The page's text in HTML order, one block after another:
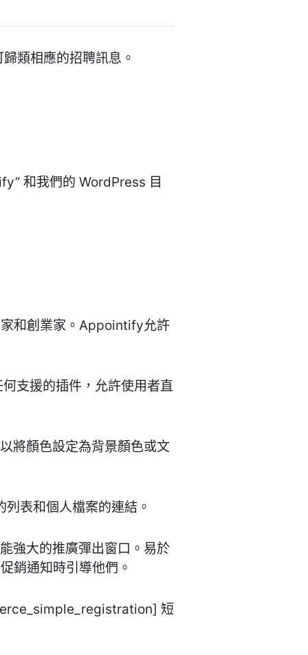
類相應的招聘訊息。
和我們的 WordPress 目
和創業家。Appointify允許
支援的插件，允許使用者直
將顏色設定為背景顏色或文
表和個人檔案的連結。
強大的推廣彈出窗口。易於
銷通知時引導他們。
短